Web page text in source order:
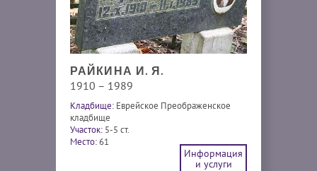
РАЙКИНА И. Я.
1910 – 1989
Кладбище: Еврейское Преображенское
кладбище
Участок: 5-5 ст.
Место:61
Информация
и услуги